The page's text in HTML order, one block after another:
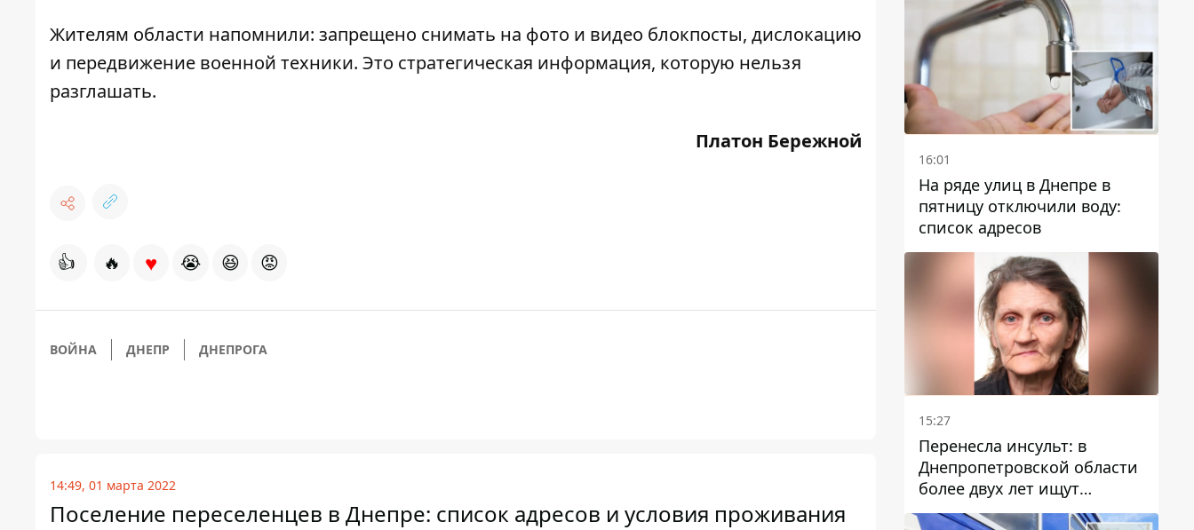
Жителям области напомнили: запрещено снимать на фото и видео блокпосты, дислокацию
и передвижение военной техники. Это стратегическая информация, которую нельзя
разглашать.
Платон Бережной
👍 🔥 ♥ 😭 😆 😡
ВОЙНА ДНЕПР ДНЕПРОГА
14:49, 01 марта 2022
Поселение переселенцев в Днепре: список адресов и условия проживания
16:01
На ряде улиц в Днепре в
пятницу отключили воду:
список адресов
15:27
Перенесла инсульт: в
Днепропетровской области
более двух лет ищут
пропавшую женщину